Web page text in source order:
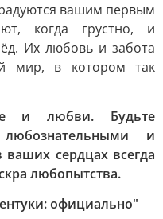
вашим первым
когда грустно, и
Их любовь и забота
мир, в котором так
и любви. Будьте
и
сердцах всегда
любопытства.
официально"